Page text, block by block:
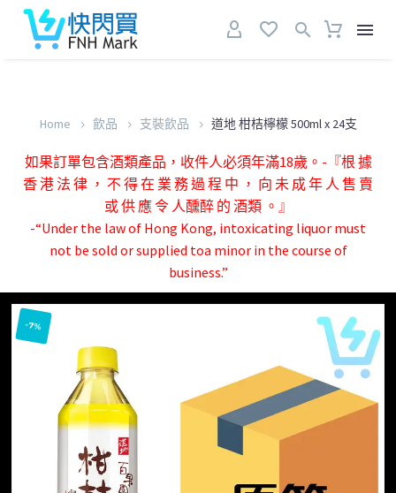
Home 飲品 支裝飲品 道地 柑桔檸檬 500ml x 24支
如果訂單包含酒類產品，收件人必須年滿18歲。-『根 據
香 港 法 律 ， 不 得 在 業 務 過 程 中 ， 向 未 成 年 人 售 賣
或 供 應 令 人醺醉 的 酒類 。』
-“Under the law of Hong Kong, intoxicating liquor must
not be sold or supplied toa minor in the course of
business.”
-7%